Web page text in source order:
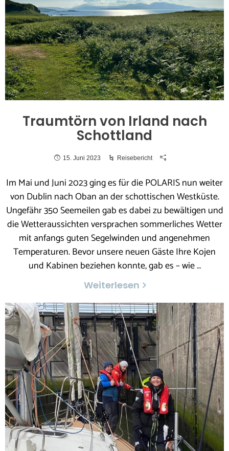
Traumtörn von Irland nach
Schottland
15. Juni 2023 Reisebericht
Im Mai und Juni 2023 ging es für die POLARIS nun weiter
von Dublin nach Oban an der schottischen Westküste.
Ungefähr 350 Seemeilen gab es dabei zu bewältigen und
die Wetteraussichten versprachen sommerliches Wetter
mit anfangs guten Segelwinden und angenehmen
Temperaturen. Bevor unsere neuen Gäste Ihre Kojen
und Kabinen beziehen konnte, gab es – wie …
Weiterlesen